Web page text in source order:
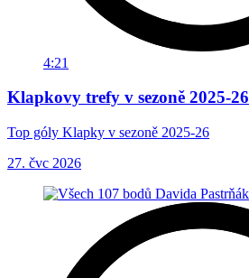
4:21
Klapkovy trefy v sezoně 2025-26
Top góly Klapky v sezoně 2025-26
27. čvc 2026